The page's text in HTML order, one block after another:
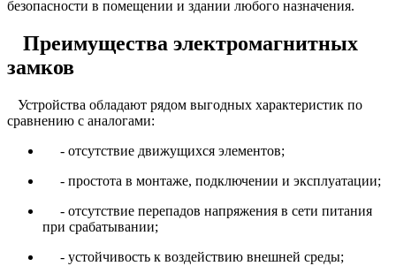
безопасности в помещении и здании любого назначения.
Преимущества электромагнитных
замков
Устройства обладают рядом выгодных характеристик по
сравнению с аналогами:
- отсутствие движущихся элементов;
- простота в монтаже, подключении и эксплуатации;
- отсутствие перепадов напряжения в сети питания
при срабатывании;
- устойчивость к воздействию внешней среды;